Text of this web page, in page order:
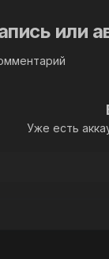
или
Уже есть